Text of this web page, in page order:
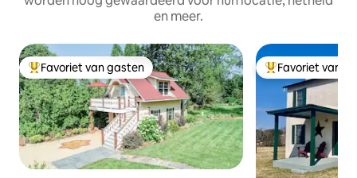
en meer.
Topfavoriet van gasten
Favoriet van gasten Topfavoriet van
Favoriet van